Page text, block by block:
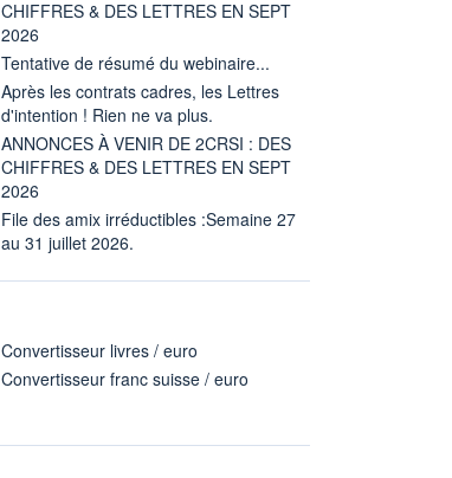
CHIFFRES & DES LETTRES EN SEPT
2026
Tentative de résumé du webinaire...
Après les contrats cadres, les Lettres
d'intention ! Rien ne va plus.
ANNONCES À VENIR DE 2CRSI : DES
CHIFFRES & DES LETTRES EN SEPT
2026
File des amix irréductibles :Semaine 27
au 31 juillet 2026.
Convertisseur livres / euro
Convertisseur franc suisse / euro